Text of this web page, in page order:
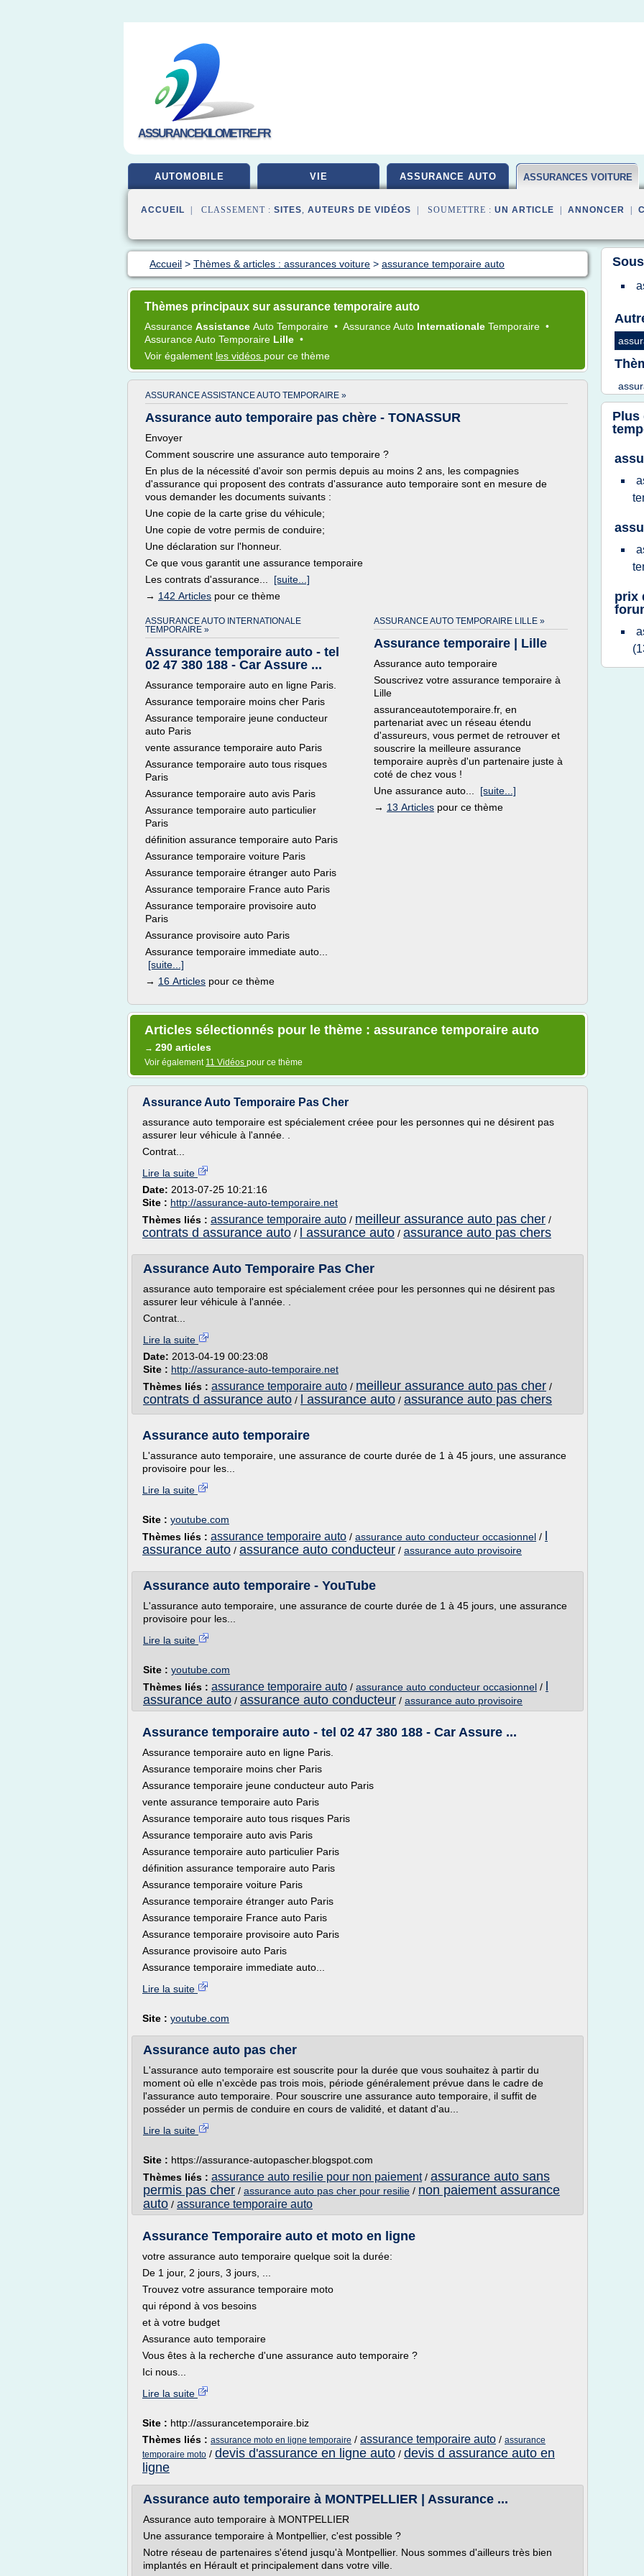
ASSURANCEKILOMETRE.FR
AUTOMOBILE VIE ASSURANCE AUTO ASSURANCES VOITURE
ACCUEIL | CLASSEMENT : SITES, AUTEURS DE VIDÉOS | SOUMETTRE : UN ARTICLE ANNONCER
Accueil > Thèmes & articles : assurances voiture > assurance temporaire auto
Thèmes principaux sur assurance temporaire auto
Assurance Assistance Auto Temporaire • Assurance Auto Internationale Temporaire •
Assurance Auto Temporaire Lille •
Voir également les vidéos pour ce thème
ASSURANCE ASSISTANCE AUTO TEMPORAIRE »
Assurance auto temporaire pas chère - TONASSUR
Envoyer
Comment souscrire une assurance auto temporaire ?
En plus de la nécessité d'avoir son permis depuis au moins 2 ans, les compagnies
d'assurance qui proposent des contrats d'assurance auto temporaire sont en mesure de
vous demander les documents suivants :
Une copie de la carte grise du véhicule;
Une copie de votre permis de conduire;
Une déclaration sur l'honneur.
Ce que vous garantit une assurance temporaire
Les contrats d'assurance... [suite...]
→ 142 Articles pour ce thème
ASSURANCE AUTO INTERNATIONALE
TEMPORAIRE »
Assurance temporaire auto - tel
02 47 380 188 - Car Assure ...
Assurance temporaire auto en ligne Paris.
Assurance temporaire moins cher Paris
Assurance temporaire jeune conducteur
auto Paris
vente assurance temporaire auto Paris
Assurance temporaire auto tous risques
Paris
Assurance temporaire auto avis Paris
Assurance temporaire auto particulier
Paris
définition assurance temporaire auto Paris
Assurance temporaire voiture Paris
Assurance temporaire étranger auto Paris
Assurance temporaire France auto Paris
Assurance temporaire provisoire auto
Paris
Assurance provisoire auto Paris
Assurance temporaire immediate auto...
[suite...]
→ 16 Articles pour ce thème
ASSURANCE AUTO TEMPORAIRE LILLE »
Assurance temporaire | Lille
Assurance auto temporaire
Souscrivez votre assurance temporaire à
Lille
assuranceautotemporaire.fr, en
partenariat avec un réseau étendu
d'assureurs, vous permet de retrouver et
souscrire la meilleure assurance
temporaire auprès d'un partenaire juste à
coté de chez vous !
Une assurance auto... [suite...]
→ 13 Articles pour ce thème
Articles sélectionnés pour le thème : assurance temporaire auto
→ 290 articles
Voir également 11 Vidéos pour ce thème
Assurance Auto Temporaire Pas Cher
assurance auto temporaire est spécialement créee pour les personnes qui ne désirent pas
assurer leur véhicule à l'année. .
Contrat...
Lire la suite
Date: 2013-07-25 10:21:16
Site : http://assurance-auto-temporaire.net
Thèmes liés : assurance temporaire auto / meilleur assurance auto pas cher /
contrats d assurance auto / l assurance auto / assurance auto pas chers
Assurance Auto Temporaire Pas Cher
assurance auto temporaire est spécialement créee pour les personnes qui ne désirent pas
assurer leur véhicule à l'année. .
Contrat...
Lire la suite
Date: 2013-04-19 00:23:08
Site : http://assurance-auto-temporaire.net
Thèmes liés : assurance temporaire auto / meilleur assurance auto pas cher /
contrats d assurance auto / l assurance auto / assurance auto pas chers
Assurance auto temporaire
L'assurance auto temporaire, une assurance de courte durée de 1 à 45 jours, une assurance
provisoire pour les...
Lire la suite
Site : youtube.com
Thèmes liés : assurance temporaire auto / assurance auto conducteur occasionnel /
assurance auto / assurance auto conducteur / assurance auto provisoire
Assurance auto temporaire - YouTube
L'assurance auto temporaire, une assurance de courte durée de 1 à 45 jours, une assurance
provisoire pour les...
Lire la suite
Site : youtube.com
Thèmes liés : assurance temporaire auto / assurance auto conducteur occasionnel /
assurance auto / assurance auto conducteur / assurance auto provisoire
Assurance temporaire auto - tel 02 47 380 188 - Car Assure ...
Assurance temporaire auto en ligne Paris.
Assurance temporaire moins cher Paris
Assurance temporaire jeune conducteur auto Paris
vente assurance temporaire auto Paris
Assurance temporaire auto tous risques Paris
Assurance temporaire auto avis Paris
Assurance temporaire auto particulier Paris
définition assurance temporaire auto Paris
Assurance temporaire voiture Paris
Assurance temporaire étranger auto Paris
Assurance temporaire France auto Paris
Assurance temporaire provisoire auto Paris
Assurance provisoire auto Paris
Assurance temporaire immediate auto...
Lire la suite
Site : youtube.com
Assurance auto pas cher
L'assurance auto temporaire est souscrite pour la durée que vous souhaitez à partir du
moment où elle n'excède pas trois mois, période généralement prévue dans le cadre de
l'assurance auto temporaire. Pour souscrire une assurance auto temporaire, il suffit de
posséder un permis de conduire en cours de validité, et datant d'au...
Lire la suite
Site : https://assurance-autopascher.blogspot.com
Thèmes liés : assurance auto resilie pour non paiement/ assurance auto sans
permis pas cher / assurance auto pas cher pour resilie / non paiement assurance
auto / assurance temporaire auto
Assurance Temporaire auto et moto en ligne
votre assurance auto temporaire quelque soit la durée:
De 1 jour, 2 jours, 3 jours, ...
Trouvez votre assurance temporaire moto
qui répond à vos besoins
et à votre budget
Assurance auto temporaire
Vous êtes à la recherche d'une assurance auto temporaire ?
Ici nous...
Lire la suite
Site : http://assurancetemporaire.biz
Thèmes liés : assurance moto en ligne temporaire / assurance temporaire auto / assurance
temporaire moto / devis d'assurance en ligne auto / devis d assurance auto en
ligne
Assurance auto temporaire à MONTPELLIER | Assurance ...
Assurance auto temporaire à MONTPELLIER
Une assurance temporaire à Montpellier, c'est possible ?
Notre réseau de partenaires s'étend jusqu'à Montpellier. Nous sommes d'ailleurs très bien
implantés en Hérault et principalement dans votre ville.
Plus
prix